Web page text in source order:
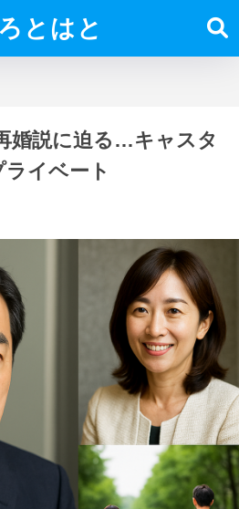
とはと
婚説に迫る…キャスタ
イベート